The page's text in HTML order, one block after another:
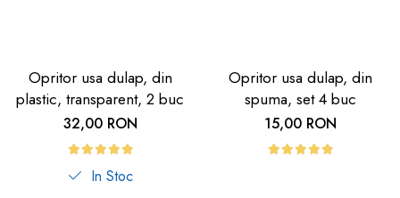
Opritor usa dulap, din
plastic, transparent, 2 buc
32,00 RON
In Stoc
Opritor usa dulap, din
spuma, set 4 buc
15,00 RON